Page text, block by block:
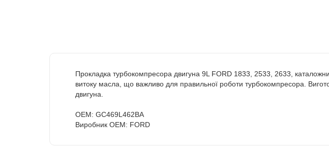
Прокладка турбокомпресора двигуна 9L FORD 1833, 2533, 2633,
витоку масла, що важливо для правильної роботи турбокомпресора.
двигуна.
OEM: GC469L462BA
Виробник OEM: FORD